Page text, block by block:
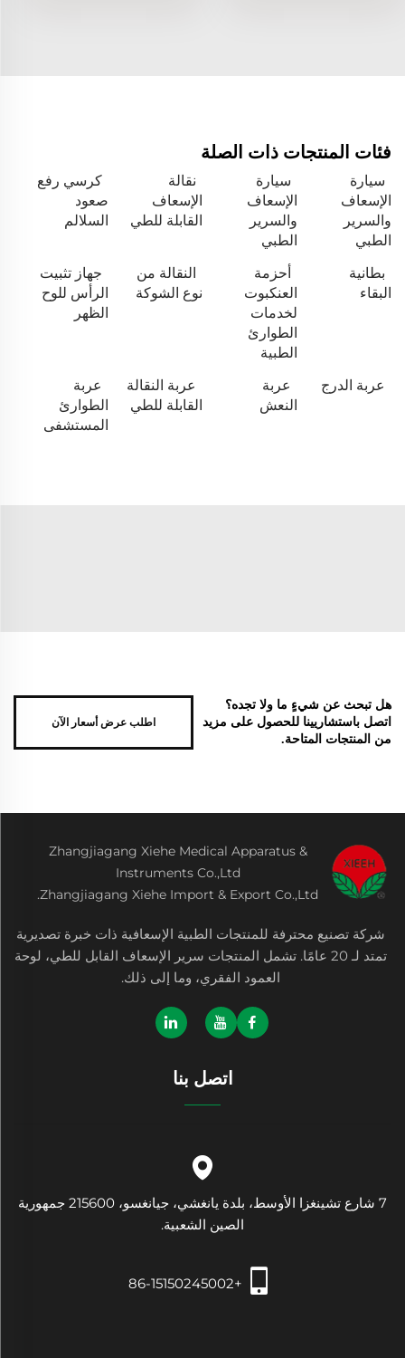
فئات المنتجات ذات الصلة
سيارة
الإسعاف
والسرير
الطبي
سيارة
الإسعاف
والسرير
الطبي
نقالة
الإسعاف
القابلة للطي
كرسي رفع
صعود
السلالم
بطانية
البقاء
أحزمة
العنكبوت
لخدمات
الطوارئ
الطبية
النقالة من
نوع الشوكة
جهاز تثبيت
الرأس للوح
الظهر
عربة الدرج
عربة
النعش
عربة النقالة
القابلة للطي
عربة
الطوارئ
المستشفى
هل تبحث عن شيءٍ ما ولا تجده؟
اتصل باستشاريينا للحصول على مزيد
من المنتجات المتاحة.
اطلب عرض أسعار الآن
Zhangjiagang Xiehe Medical Apparatus &
Instruments Co.,Ltd
Zhangjiagang Xiehe Import & Export Co.,Ltd.
شركة تصنيع محترفة للمنتجات الطبية الإسعافية ذات خبرة تصديرية
تمتد لـ 20 عامًا. تشمل المنتجات سرير الإسعاف القابل للطي، لوحة
العمود الفقري، وما إلى ذلك.
اتصل بنا
7 شارع تشينغزا الأوسط، بلدة يانغشي، جيانغسو، 215600 جمهورية
الصين الشعبية.
+86-15150245002